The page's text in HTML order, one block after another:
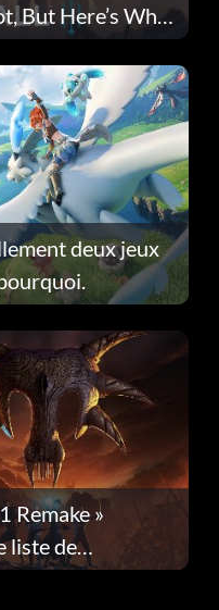
But Here’s Why
deux jeux
Remake »
liste de
à jour 1.0.4